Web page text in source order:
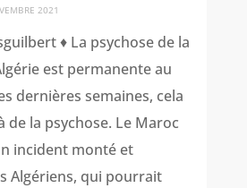
2021
♦ La psychose de la
est permanente au
dernières semaines, cela
de la psychose. Le Maroc
incident monté et
Algériens, qui pourrait